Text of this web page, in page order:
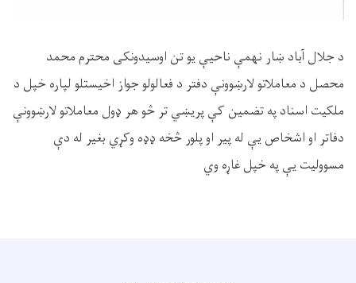
د جلال آباد ښار نهمې ناحیې يو تن اوسیدونکى محترم محمد
محصل د معاملاتو لارښوونې دفتر د فعالولو جواز اخيستلو لپاره خپل د
ملکيت اسناد په تضمین کې پريښي تر څو هر ډول معاملاتو لارښوونې
دفاتر او اشخاص يې له پير او پلور څخه ډډه وکړي بغير له دې
مسوولیت يې په خپل غاړه وي